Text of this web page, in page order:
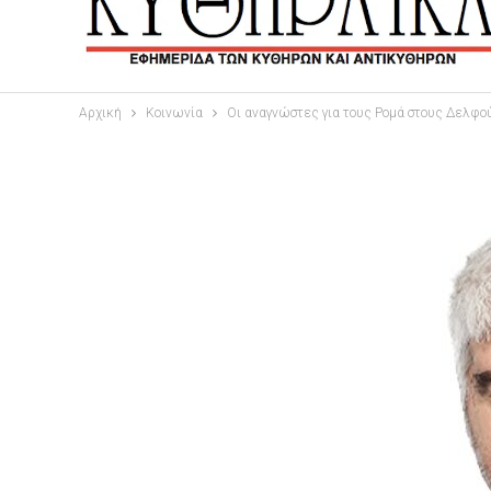
Αρχική Κοινωνία Οι αναγνώστες για τους Ρομά στους